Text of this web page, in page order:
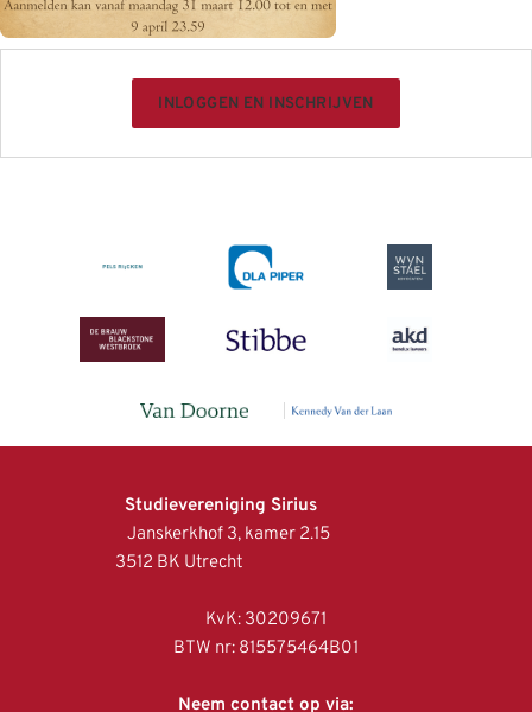
INLOGGEN EN INSCHRIJVEN
Studievereniging Sirius
Janskerkhof 3, kamer 2.15
3512 BK Utrecht
KvK: 30209671
BTW nr: 815575464B01
Neem contact op via: